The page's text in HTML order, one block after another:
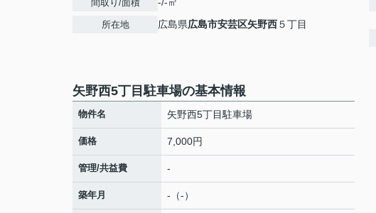
間取り/面積
所在地 広島県広島市安芸区矢野西５丁目
矢野西5丁目駐車場の基本情報
物件名 矢野西5丁目駐車場
価格 7,000円
管理/共益費 -
築年月 -（-）